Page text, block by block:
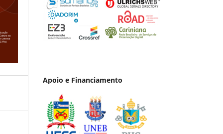
Apoio e Financiamento